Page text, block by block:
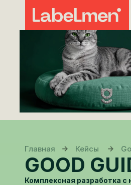
Главная Кейсы
GOOD
Комплексная разработка с